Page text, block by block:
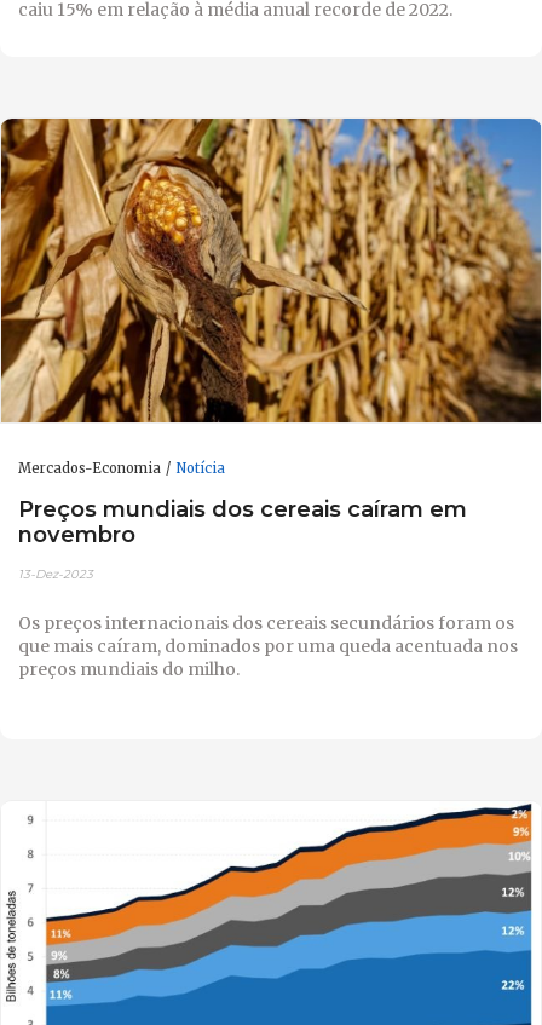
caiu 15% em relação à média anual recorde de 2022.
Mercados-Economia Notícia
Preços mundiais dos cereais caíram em
novembro
13-Dez-2023
Os preços internacionais dos cereais secundários foram os
que mais caíram, dominados por uma queda acentuada nos
preços mundiais do milho.